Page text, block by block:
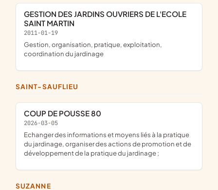
GESTION DES JARDINS OUVRIERS DE L'ECOLE
SAINT MARTIN
2011-01-19
gestion, organisation, pratique, exploitation,
coordination du jardinage
SAINT-SAUFLIEU
COUP DE POUSSE 80
2026-03-05
echanger des informations et moyens liés à la pratique
du jardinage, organiser des actions de promotion et de
développement de la pratique du jardinage ;
SUZANNE